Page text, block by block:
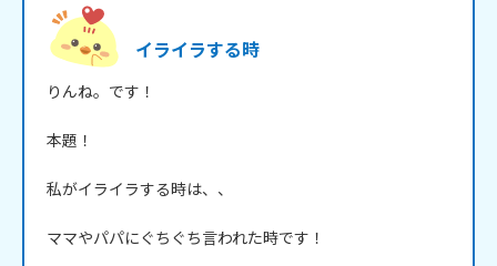
イライラする時
りんね。です！
本題！
私がイライラする時は、、
ママやパパにぐちぐち言われた時です！